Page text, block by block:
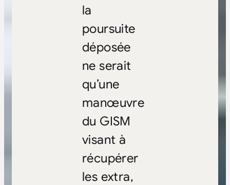
la
poursuite
déposée
ne serait
qu’une
manœuvre
du GISM
visant à
récupérer
les extra,